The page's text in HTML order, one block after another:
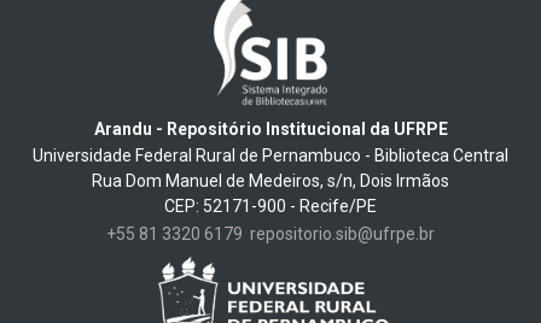
Arandu - Repositório Institucional da UFRPE
Universidade Federal Rural de Pernambuco - Biblioteca Central
Rua Dom Manuel de Medeiros, s/n, Dois Irmãos
CEP: 52171-900 - Recife/PE
+55 81 3320 6179 repositorio.sib@ufrpe.br